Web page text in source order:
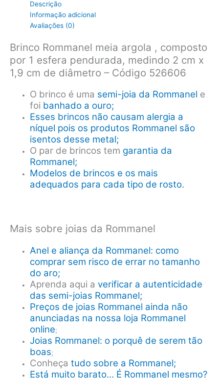
Descrição
Informação adicional
Avaliações (0)
Brinco Rommanel meia argola , composto
por 1 esfera pendurada, medindo 2 cm x
1,9 cm de diâmetro – Código 526606
O brinco é uma semi-joia da Rommanel e
foi banhado a ouro;
Esses brincos não causam alergia a
níquel pois os produtos Rommanel são
isentos desse metal;
O par de brincos tem garantia da
Rommanel;
Modelos de brincos e os mais
adequados para cada tipo de rosto.
Mais sobre joias da Rommanel
Anel e aliança da Rommanel: como
comprar sem risco de errar no tamanho
do aro;
Aprenda aqui averificar a autenticidade
das semi-joias Rommanel;
Preços de joias Rommanel ainda não
anunciadas na nossa loja Rommanel
online;
Joias Rommanel: o porquê de serem tão
boas;
Conheçatudo sobre a Rommanel;
Está muito barato… É Rommanel mesmo?